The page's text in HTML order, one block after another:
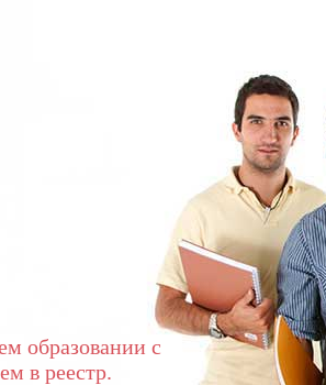
образовании с
в реестр.